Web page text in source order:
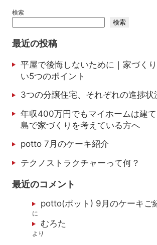
検索
検索
最近の投稿
平屋で後悔しないために｜家づく
い5つのポイント
3つの分譲住宅、それぞれの進捗状
年収400万円でもマイホームは建
島で家づくりを考えている方へ
potto 7月のケーキ紹介
テクノストラクチャーって何？
最近のコメント
potto(ポット) 9月のケーキご
に
むろた
より